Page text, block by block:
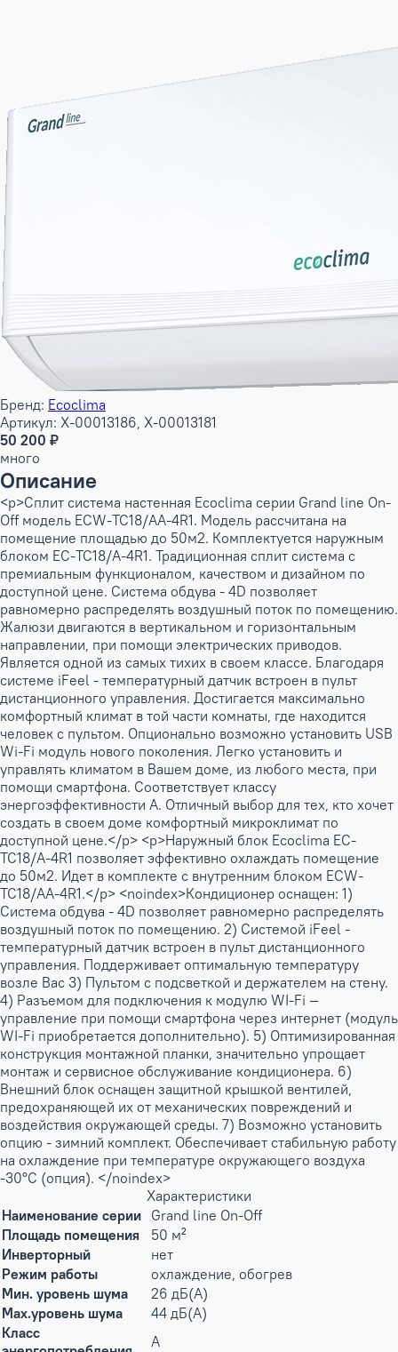
Бренд: Ecoclima
Артикул: X-00013186, X-00013181
50 200 ₽
много
Описание
<p>Сплит система настенная Ecoclima серии Grand line On-
Off модель ECW-TC18/AA-4R1. Модель рассчитана на
помещение площадью до 50м2. Комплектуется наружным
блоком EC-TC18/A-4R1. Традиционная сплит система с
премиальным функционалом, качеством и дизайном по
доступной цене. Система обдува - 4D позволяет
равномерно распределять воздушный поток по помещению.
Жалюзи двигаются в вертикальном и горизонтальным
направлении, при помощи электрических приводов.
Является одной из самых тихих в своем классе. Благодаря
системе iFeel - температурный датчик встроен в пульт
дистанционного управления. Достигается максимально
комфортный климат в той части комнаты, где находится
человек с пультом. Опционально возможно установить USB
Wi-Fi модуль нового поколения. Легко установить и
управлять климатом в Вашем доме, из любого места, при
помощи смартфона. Соответствует классу
энергоэффективности A. Отличный выбор для тех, кто хочет
создать в своем доме комфортный микроклимат по
доступной цене.</p> <p>Наружный блок Ecoclima EC-
TC18/A-4R1 позволяет эффективно охлаждать помещение
до 50м2. Идет в комплекте с внутренним блоком ECW-
TC18/AA-4R1.</p> <noindex>Кондиционер оснащен: 1)
Система обдува - 4D позволяет равномерно распределять
воздушный поток по помещению. 2) Системой iFeel -
температурный датчик встроен в пульт дистанционного
управления. Поддерживает оптимальную температуру
возле Вас 3) Пультом с подсветкой и держателем на стену.
4) Разъемом для подключения к модулю WI-Fi —
управление при помощи смартфона через интернет (модуль
WI-Fi приобретается дополнительно). 5) Оптимизированная
конструкция монтажной планки, значительно упрощает
монтаж и сервисное обслуживание кондиционера. 6)
Внешний блок оснащен защитной крышкой вентилей,
предохраняющей их от механических повреждений и
воздействия окружающей среды. 7) Возможно установить
опцию - зимний комплект. Обеспечивает стабильную работу
на охлаждение при температуре окружающего воздуха
-30°С (опция). </noindex>
Характеристики
Наименование серии Grand line On-Off
Площадь помещения
50 м²
Инверторный
нет
Режим работы
охлаждение, обогрев
Мин. уровень шума
26 дБ(А)
Max.уровень шума
44 дБ(А)
Класс
A